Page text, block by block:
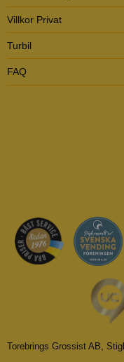
Villkor Privat
Turbil
FAQ
Torebrings Grossist AB,